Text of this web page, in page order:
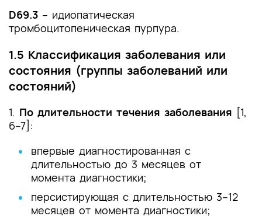
D69.3 – идиопатическая
тромбоцитопеническая пурпура.
1.5 Классификация заболевания или
состояния (группы заболеваний или
состояний)
1. По длительности течения заболевания [1,
6–7]:
впервые диагностированная с
длительностью до 3 месяцев от
момента диагностики;
персистирующая с длительностью 3–12
месяцев от момента диагностики;